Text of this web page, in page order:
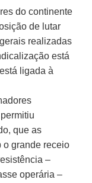
do continente
de lutar
realizadas
está
ligada à
que as
o grande receio
–
operária –